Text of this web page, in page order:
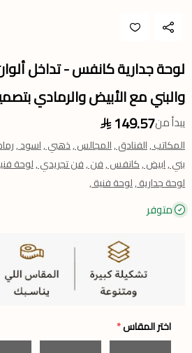
لوحة جدارية كانفس - تداخل
والبني مع الأبيض والرمادي
يبدأ من149.57
المكاتب ,الفنادق ,المجالس ,ذهبي ,اسود ,
بني ,ابيض ,كانفس ,فن ,فن تجريدي ,لوحة
لوحة جدارية ,لوحة فنية ,
متوفر
اختر المقاس*